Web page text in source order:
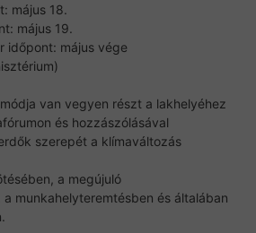
május 18.
május 19.
időpont: május vége
van vegyen részt a lakhelyéhez
és hozzászólásával
szerepét a klímaváltozás
a megújuló
munkahelyteremtésben és általában